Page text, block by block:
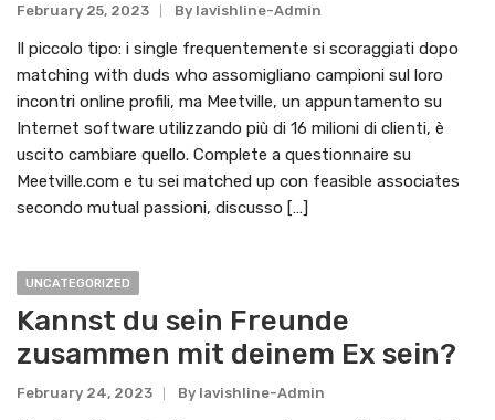
February 25, 2023 By Lavishline-Admin
Il piccolo tipo: i single frequentemente si scoraggiati dopo
matching with duds who assomigliano campioni sul loro
incontri online profili, ma Meetville, un appuntamento su
Internet software utilizzando più di 16 milioni di clienti, è
uscito cambiare quello. Complete a questionnaire su
Meetville.com e tu sei matched up con feasible associates
secondo mutual passioni, discusso […]
UNCATEGORIZED
Kannst du sein Freunde
zusammen mit deinem Ex sein?
February 24, 2023 By Lavishline-Admin